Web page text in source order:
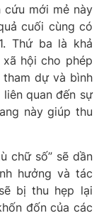
cứu mới mẻ này
cuối cùng có
Thứ ba là khả
hội cho phép
dự và bình
quan đến sự
này giúp thu
chữ số” sẽ dần
hưởng và tác
bị thu hẹp lại
đốn của các